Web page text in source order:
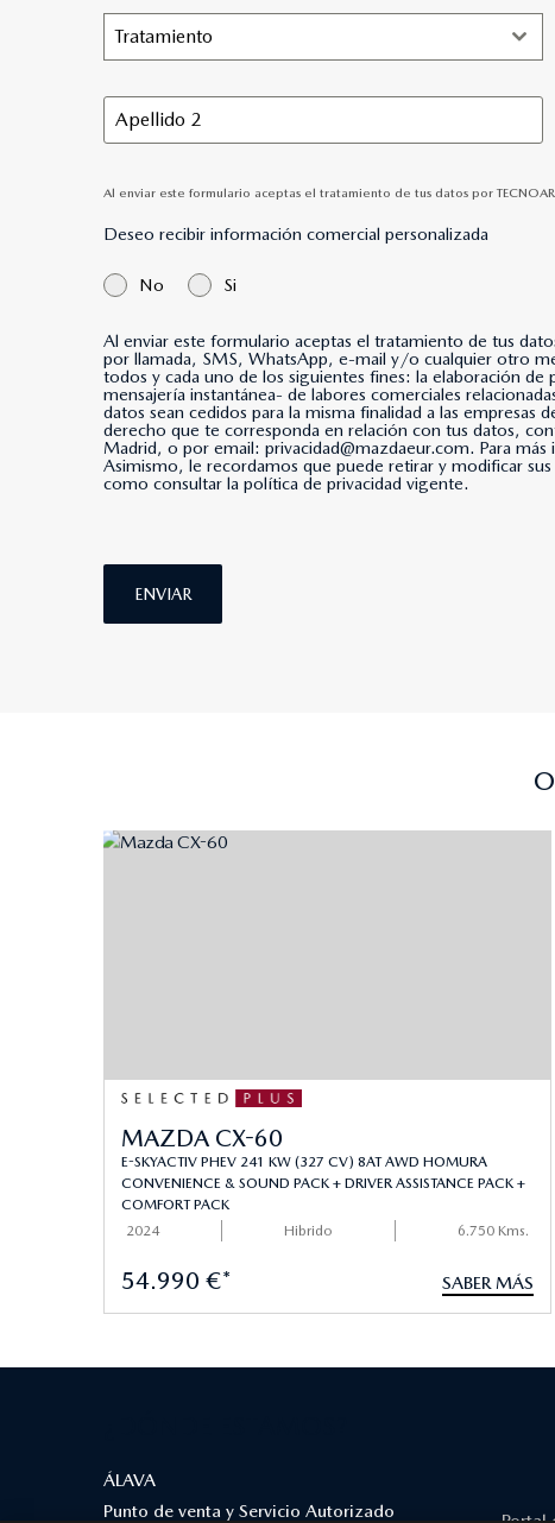
Tratamiento
Al enviar este formulario aceptas el tratamiento de tus datos por
Deseo recibir información comercial personalizada
No Si
Al enviar este formulario aceptas el tratamiento de tus
por llamada, SMS, WhatsApp, e-mail y/o cualquier otro medio de mensajería instantánea. *Al marcar esta casilla,
todos y cada uno de los siguientes fines: la elaboración
mensajería instantánea- de labores comerciales
datos sean cedidos para la misma finalidad a las
derecho que te corresponda en relación con tus datos,
Madrid, o por email: privacidad@mazdaeur.com. Para
Asimismo, le recordamos que puede retirar y modificar
como consultar la política de privacidad vigente.
ENVIAR
MAZDA CX-60
E-SKYACTIV PHEV 241 KW (327 CV) 8AT AWD HOMURA
CONVENIENCE & SOUND PACK + DRIVER ASSISTANCE PACK +
COMFORT PACK
2024
Hibrido 6.750 Kms.
54.990 €* SABER MÁS
ÁLAVA
Punto de venta y Servicio Autorizado